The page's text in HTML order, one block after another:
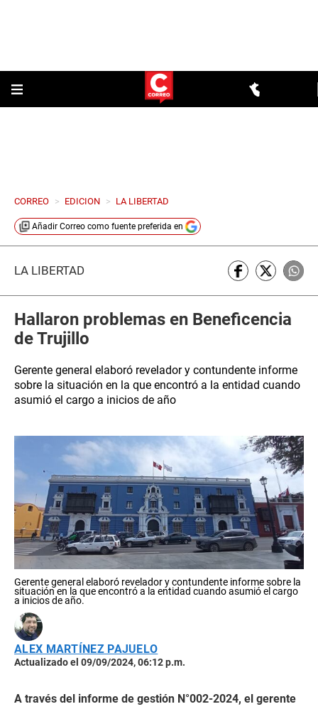
CORREO > EDICION > LA LIBERTAD
Añadir Correo como fuente preferida en
LA LIBERTAD
Hallaron problemas en Beneficencia
de Trujillo
Gerente general elaboró revelador y contundente informe
sobre la situación en la que encontró a la entidad cuando
asumió el cargo a inicios de año
Gerente general elaboró revelador y contundente informe sobre la
situación en la que encontró a la entidad cuando asumió el cargo
a inicios de año.
ALEX MARTÍNEZ PAJUELO
Actualizado el 09/09/2024, 06:12 p.m.
A través del informe de gestión N°002-2024, el gerente